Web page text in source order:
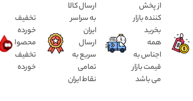
از پخش
کننده بازار
بخرید
همه
اجناس به
قیمت بازار
می باشد
ارسال کالا
به سراسر
ایران
ارسال
سریع به
تمامی
نقاط ایران
تخفیف
خورده
محصولات
تخفیف
خورده